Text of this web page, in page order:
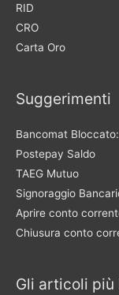
RID
CRO
Carta Oro
Suggerimenti
Bancomat
Postepay Saldo
TAEG Mutuo
Signoraggio
Aprire conto
Chiusura conto
Gli articoli più